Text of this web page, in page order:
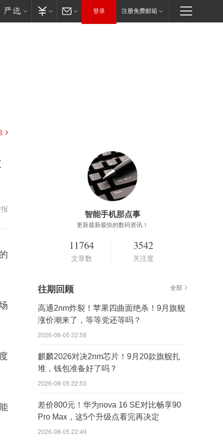
登录 注册免费邮箱
智能手机那点事
更新最新最快的数码资讯！
11764
文章数
3542
关注度
往期回顾 全部
高通2nm炸裂！苹果四曲面绝杀！9月旗舰
涨价潮来了，等等党还等吗？
2026-08-05 22:58
麒麟2026对决2nm芯片！9月20款旗舰扎
堆，钱包准备好了吗？
2026-08-05 22:53
差价800元！华为nova 16 SE对比畅享90
Pro Max，这5个升级点看完再决定
2026-08-05 22:49